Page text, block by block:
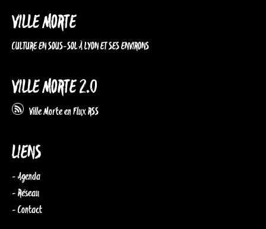
VILLE MORTE
CULTURE EN SOUS-SOL À LYON ET SES ENVIRONS
VILLE MORTE 2.0
Ville Morte en Flux RSS
LIENS
- Agenda
- Réseau
- Contact